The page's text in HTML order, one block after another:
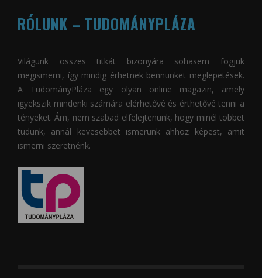
RÓLUNK – TUDOMÁNYPLÁZA
Világunk összes titkát bizonyára sohasem fogjuk
megismerni, így mindig érhetnek bennünket meglepetések.
A TudományPláza egy olyan online magazin, amely
igyekszik mindenki számára elérhetővé és érthetővé tenni a
tényeket. Ám, nem szabad elfelejtenünk, hogy minél többet
tudunk, annál kevesebbet ismerünk ahhoz képest, amit
ismerni szeretnénk.